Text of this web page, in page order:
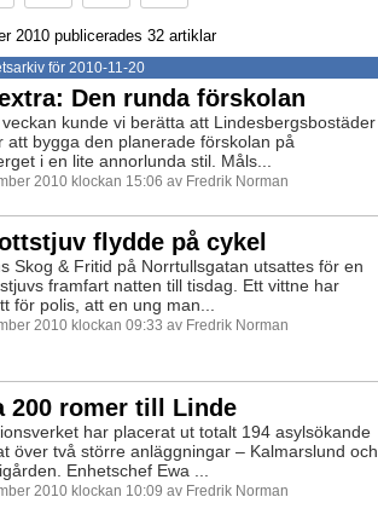
2010 publicerades 32 artiklar
för 2010-11-20
Den runda förskolan
kunde vi berätta att Lindesbergsbostäder
att bygga den planerade förskolan på
i en lite annorlunda stil. Måls...
2010 klockan 15:06 av Fredrik Norman
flydde på cykel
Skog & Fritid på Norrtullsgatan utsattes för en
framfart natten till tisdag. Ett vittne har
för polis, att en ung man...
2010 klockan 09:33 av Fredrik Norman
200 romer till Linde
har placerat ut totalt 194 asylsökande
över två större anläggningar – Kalmarslund och
Enhetschef Ewa ...
2010 klockan 10:09 av Fredrik Norman